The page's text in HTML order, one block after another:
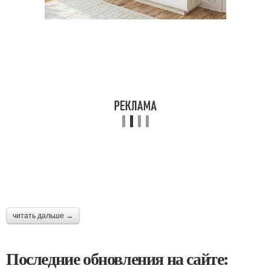
читать дальше →
Последние обновления на сайте: